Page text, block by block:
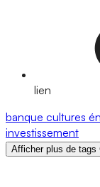
lien
banque cultures
investissement
Afficher plus de tags